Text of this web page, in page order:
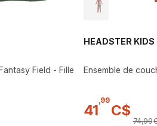
Field - Fille
HEADSTER KIDS
Ensemble de
41
99
C$
74,99